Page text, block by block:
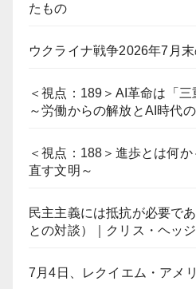
たもの
ウクライナ戦争2026年7月
＜視点：189＞AI革命は「
～労働からの解放とAI時代
＜視点：188＞進歩とは何
直す文明～
民主主義には抵抗が必要で
との対談）｜クリス・ヘッ
7月4日、レクイエム・アメ